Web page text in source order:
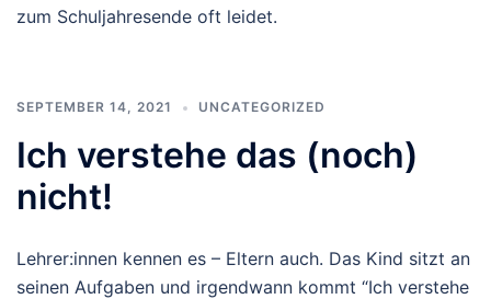
zum Schuljahresende oft leidet.
SEPTEMBER 14, 2021 UNCATEGORIZED
Ich verstehe das (noch)
nicht!
Lehrer:innen kennen es – Eltern auch. Das Kind sitzt an
seinen Aufgaben und irgendwann kommt “Ich verstehe